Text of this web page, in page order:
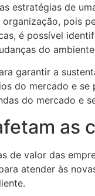
estratégias de
pois
é possível
do
garantir a
do mercado e
do mercado e
as
valor das
atender às